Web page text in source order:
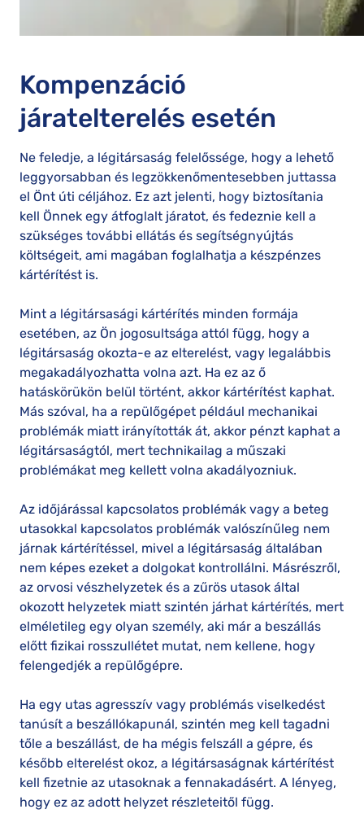
Kompenzáció
járatelterelés esetén
Ne feledje, a légitársaság felelőssége, hogy a lehető
leggyorsabban és legzökkenőmentesebben juttassa
el Önt úti céljához. Ez azt jelenti, hogy biztosítania
kell Önnek egy átfoglalt járatot, és fedeznie kell a
szükséges további ellátás és segítségnyújtás
költségeit, ami magában foglalhatja a készpénzes
kártérítést is.
Mint a légitársasági kártérítés minden formája
esetében, az Ön jogosultsága attól függ, hogy a
légitársaság okozta-e az elterelést, vagy legalábbis
megakadályozhatta volna azt. Ha ez az ő
hatáskörükön belül történt, akkor kártérítést kaphat.
Más szóval, ha a repülőgépet például mechanikai
problémák miatt irányították át, akkor pénzt kaphat a
légitársaságtól, mert technikailag a műszaki
problémákat meg kellett volna akadályozniuk.
Az időjárással kapcsolatos problémák vagy a beteg
utasokkal kapcsolatos problémák valószínűleg nem
járnak kártérítéssel, mivel a légitársaság általában
nem képes ezeket a dolgokat kontrollálni. Másrészről,
az orvosi vészhelyzetek és a zűrös utasok által
okozott helyzetek miatt szintén járhat kártérítés, mert
elméletileg egy olyan személy, aki már a beszállás
előtt fizikai rosszullétet mutat, nem kellene, hogy
felengedjék a repülőgépre.
Ha egy utas agresszív vagy problémás viselkedést
tanúsít a beszállókapunál, szintén meg kell tagadni
tőle a beszállást, de ha mégis felszáll a gépre, és
később elterelést okoz, a légitársaságnak kártérítést
kell fizetnie az utasoknak a fennakadásért. A lényeg,
hogy ez az adott helyzet részleteitől függ.